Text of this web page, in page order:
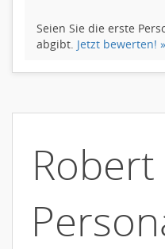
Seien Sie die erste
abgibt. Jetzt bewerten! »